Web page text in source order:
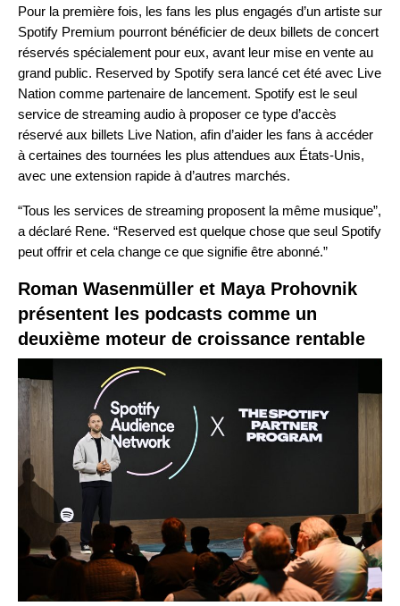
Pour la première fois, les fans les plus engagés d’un artiste sur
Spotify Premium pourront bénéficier de deux billets de concert
réservés spécialement pour eux, avant leur mise en vente au
grand public. Reserved by Spotify sera lancé cet été avec Live
Nation comme partenaire de lancement. Spotify est le seul
service de streaming audio à proposer ce type d’accès
réservé aux billets Live Nation, afin d’aider les fans à accéder
à certaines des tournées les plus attendues aux États-Unis,
avec une extension rapide à d’autres marchés.
“Tous les services de streaming proposent la même musique”,
a déclaré Rene. “Reserved est quelque chose que seul Spotify
peut offrir et cela change ce que signifie être abonné.”
Roman Wasenmüller et Maya Prohovnik
présentent les podcasts comme un
deuxième moteur de croissance rentable